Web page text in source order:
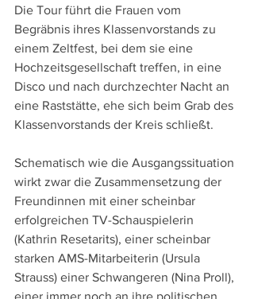
Die Tour führt die Frauen vom
Begräbnis ihres Klassenvorstands zu
einem Zeltfest, bei dem sie eine
Hochzeitsgesellschaft treffen, in eine
Disco und nach durchzechter Nacht an
eine Raststätte, ehe sich beim Grab des
Klassenvorstands der Kreis schließt.
Schematisch wie die Ausgangssituation
wirkt zwar die Zusammensetzung der
Freundinnen mit einer scheinbar
erfolgreichen TV-Schauspielerin
(Kathrin Resetarits), einer scheinbar
starken AMS-Mitarbeiterin (Ursula
Strauss) einer Schwangeren (Nina Proll),